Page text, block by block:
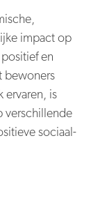
impact op
en
bewoners
ervaren, is
verschillende
sociaal-